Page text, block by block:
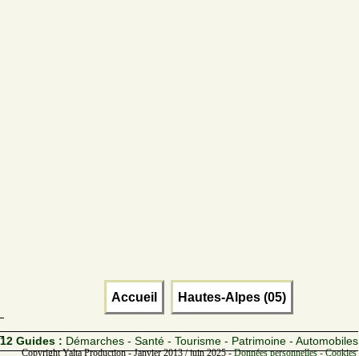
Accueil Hautes-Alpes (05)
12 Guides : Démarches - Santé - Tourisme - Patrimoine - Automobiles
Copyright Yalta Production - Janvier 2013 / juin 2025 -Données personnelles -